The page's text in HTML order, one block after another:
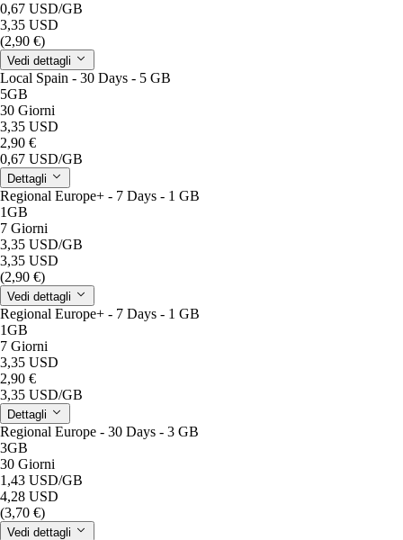
0,67 USD/GB
3,35 USD
(2,90 €)
Vedi dettagli
Local Spain - 30 Days - 5 GB
5GB
30 Giorni
3,35 USD
2,90 €
0,67 USD/GB
Dettagli
Regional Europe+ - 7 Days - 1 GB
1GB
7 Giorni
3,35 USD/GB
3,35 USD
(2,90 €)
Vedi dettagli
Regional Europe+ - 7 Days - 1 GB
1GB
7 Giorni
3,35 USD
2,90 €
3,35 USD/GB
Dettagli
Regional Europe - 30 Days - 3 GB
3GB
30 Giorni
1,43 USD/GB
4,28 USD
(3,70 €)
Vedi dettagli